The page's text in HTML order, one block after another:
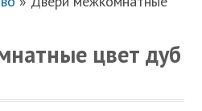
цвет дуб